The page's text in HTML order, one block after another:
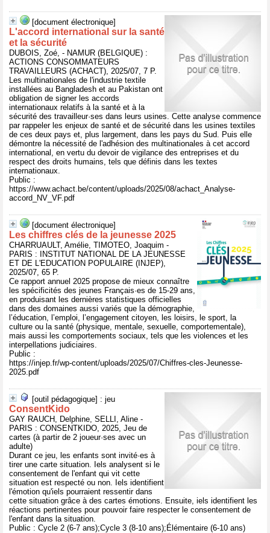
[document électronique]
L'accord international sur la santé
et la sécurité
DUBOIS, Zoé, - NAMUR (BELGIQUE) :
ACTIONS CONSOMMATEURS
TRAVAILLEURS (ACHACT), 2025/07, 7 P.
Les multinationales de l'industrie textile
installées au Bangladesh et au Pakistan ont
obligation de signer les accords
internationaux relatifs à la santé et à la
sécurité des travailleur·ses dans leurs usines. Cette analyse commence
par rappeler les enjeux de santé et de sécurité dans les usines textiles
de ces deux pays et, plus largement, dans les pays du Sud. Puis elle
démontre la nécessité de l'adhésion des multinationales à cet accord
international, en vertu du devoir de vigilance des entreprises et du
respect des droits humains, tels que définis dans les textes
internationaux.
Public :
https://www.achact.be/content/uploads/2025/08/achact_Analyse-
accord_NV_VF.pdf
[document électronique]
Les chiffres clés de la jeunesse 2025
CHARRUAULT, Amélie, TIMOTEO, Joaquim -
PARIS : INSTITUT NATIONAL DE LA JEUNESSE
ET DE L'EDUCATION POPULAIRE (INJEP),
2025/07, 65 P.
Ce rapport annuel 2025 propose de mieux connaître
les spécificités des jeunes Français·es de 15-29 ans,
en produisant les dernières statistiques officielles
dans des domaines aussi variés que la démographie,
l’éducation, l’emploi, l’engagement citoyen, les loisirs, le sport, la
culture ou la santé (physique, mentale, sexuelle, comportementale),
mais aussi les comportements sociaux, tels que les violences et les
interpellations judiciaires.
Public :
https://injep.fr/wp-content/uploads/2025/07/Chiffres-cles-Jeunesse-
2025.pdf
[outil pédagogique] : jeu
ConsentKido
GAY RAUCH, Delphine, SELLI, Aline -
PARIS : CONSENTKIDO, 2025, Jeu de
cartes (à partir de 2 joueur·ses avec un
adulte)
Durant ce jeu, les enfants sont invité·es à
tirer une carte situation. Iels analysent si le
consentement de l'enfant qui vit cette
situation est respecté ou non. Iels identifient
l'émotion qu'iels pourraient ressentir dans
cette situation grâce à des cartes émotions. Ensuite, iels identifient les
réactions pertinentes pour pouvoir faire respecter le consentement de
l'enfant dans la situation.
Public : Cycle 2 (6-7 ans);Cycle 3 (8-10 ans);Élémentaire (6-10 ans)